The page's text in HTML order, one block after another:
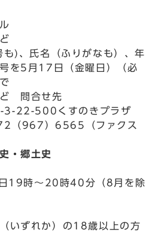
)、氏名（ふりがなも）、年
を5月17日（金曜日）（必
ど 問合せ先
22-500くすのきプラザ
（967）6565（ファクス
・郷土史
19時～20時40分（8月を除
いずれか）の18歳以上の方